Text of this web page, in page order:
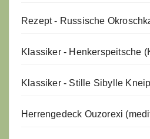
Rezept - Russische
Klassiker - Henkerspeitsche
Klassiker - Stille Sibylle
Herrengedeck Ouzorexi